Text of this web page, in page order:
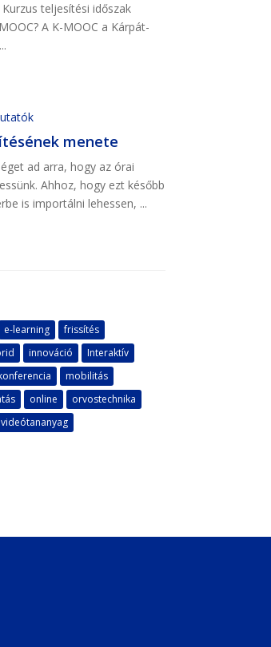
teljesítési időszak
A K-MOOC a Kárpát-
menete
ad arra, hogy az órai
Ahhoz, hogy ezt később
is importálni lehessen, ...
e-learning
frissítés
innováció
Interaktív
mobilitás
online
orvostechnika
videótananyag